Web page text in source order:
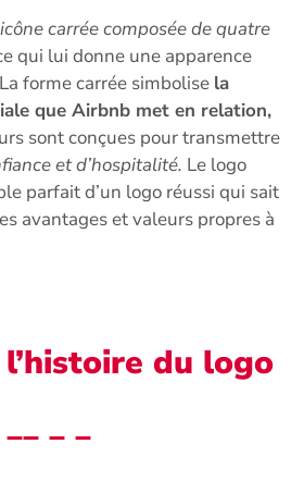
icône carrée composée de quatre
qui lui donne une apparence
forme carrée simbolise la
que Airbnb met en relation,
sont conçues pour transmettre
et d’hospitalité. Le logo
parfait d’un logo réussi qui sait
avantages et valeurs propres à
du logo